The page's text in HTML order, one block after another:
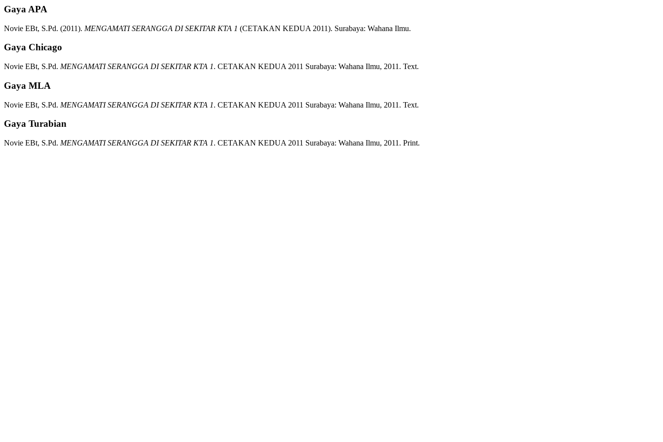
Gaya APA
Novie EBt, S.Pd. (2011). MENGAMATI SERANGGA DI SEKITAR KTA 1 (CETAKAN KEDUA 2011). Surabaya: Wahana Ilmu.
Gaya Chicago
Novie EBt, S.Pd. MENGAMATI SERANGGA DI SEKITAR KTA 1. CETAKAN KEDUA 2011 Surabaya: Wahana Ilmu, 2011. Text.
Gaya MLA
Novie EBt, S.Pd. MENGAMATI SERANGGA DI SEKITAR KTA 1. CETAKAN KEDUA 2011 Surabaya: Wahana Ilmu, 2011. Text.
Gaya Turabian
Novie EBt, S.Pd. MENGAMATI SERANGGA DI SEKITAR KTA 1. CETAKAN KEDUA 2011 Surabaya: Wahana Ilmu, 2011. Print.